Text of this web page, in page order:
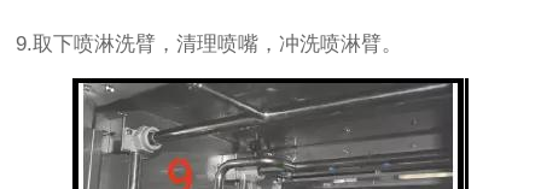
9.取下喷淋洗臂，清理喷嘴，冲洗喷淋臂。